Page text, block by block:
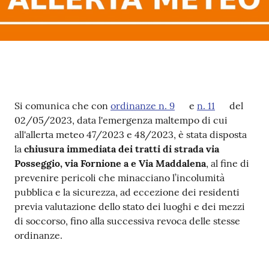
Contenuto
Si comunica che con ordinanze n. 9 e n. 11
del
02/05/2023, data l'emergenza maltempo di cui
all'allerta meteo 47/2023 e 48/2023, è stata disposta
la chiusura immediata dei tratti di strada via
Posseggio, via Fornione a e Via Maddalena, al fine di
prevenire pericoli che minacciano l’incolumità
pubblica e la sicurezza, ad eccezione dei residenti
previa valutazione dello stato dei luoghi e dei mezzi
di soccorso, fino alla successiva revoca delle stesse
ordinanze.